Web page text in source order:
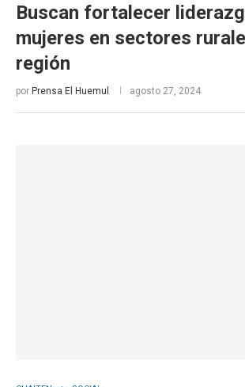
Buscan fortalecer
mujeres en sectores
región
por Prensa El Huemul agosto 27, 2024